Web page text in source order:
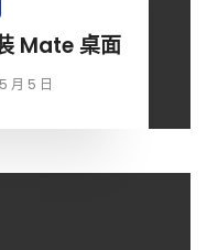
Mate 桌面
月 5 日